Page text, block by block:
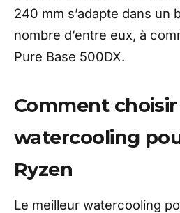
240 mm s’adapte dans un
nombre d’entre eux, à
Pure Base 500DX.
Comment
watercooling
Ryzen
Le meilleur watercooling